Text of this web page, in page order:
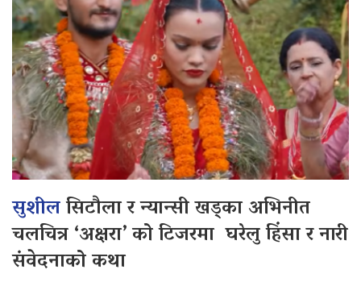
सुशीलसिटौला र न्यान्सी खड्का अभिनीत
चलचित्र ‘अक्षरा’ को टिजरमा घरेलु हिंसा र नारी
संवेदनाको कथा